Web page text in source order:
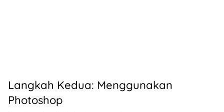
Langkah Kedua: Menggunakan
Photoshop